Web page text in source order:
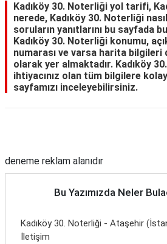
Kadıköy 30. Noterliği yol tarifi,
nerede, Kadıköy 30. Noterliği
soruların yanıtlarını bu sayfada
Kadıköy 30. Noterliği konumu,
numarası ve varsa harita bilgileri
olarak yer almaktadır. Kadıköy
ihtiyacınız olan tüm bilgilere
sayfamızı inceleyebilirsiniz.
deneme reklam alanıdır
Bu Yazımızda Neler
Kadıköy 30. Noterliği - Ataşehir
İletişim